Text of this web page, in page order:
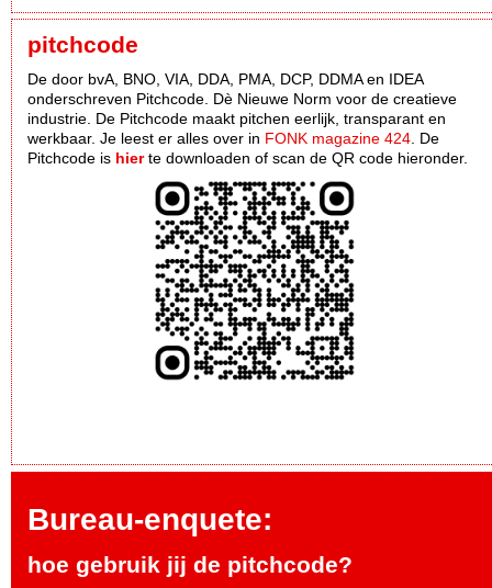
pitchcode
De door bvA, BNO, VIA, DDA, PMA, DCP, DDMA en IDEA
onderschreven Pitchcode. Dè Nieuwe Norm voor de creatieve
industrie. De Pitchcode maakt pitchen eerlijk, transparant en
werkbaar. Je leest er alles over in FONK magazine 424 . De
Pitchcode is hierte downloaden of scan de QR code hieronder.
Bureau-enquete:
hoe gebruik jij de pitchcode?